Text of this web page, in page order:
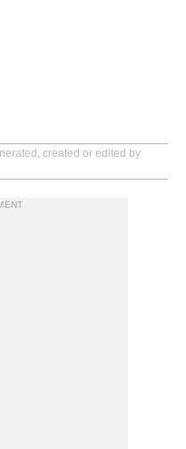
created or edited by